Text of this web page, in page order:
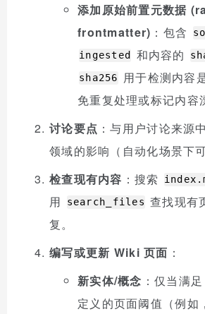
添加原始前置元数据
frontmatter) ：包含
ingested 和内容的
sha256
用于检测内容
免重复处理或标记内容
讨论要点 ：与用户讨论来源
领域的影响（自动化场景下
检查现有内容 ：搜索
用
search_files 查找现有
复。
编写或更新 Wiki 页面 ：
新实体/概念 ：仅当满足
定义的页面阈值（例如